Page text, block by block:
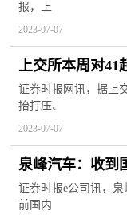
报，上
2023-07-07
上交所本周对41
示等监管措施
证券时报网讯，据上
抬打压、
2023-07-07
泉峰汽车：收到
证券时报e公司讯，泉
前国内